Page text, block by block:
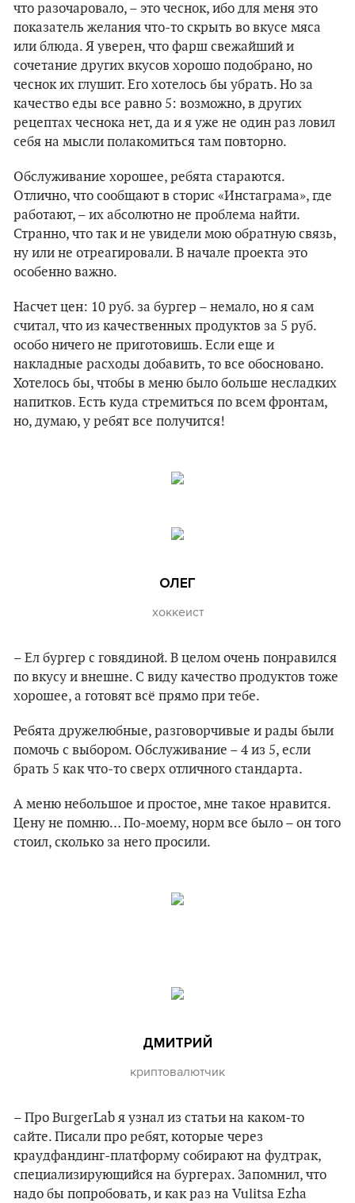
что разочаровало, – это чеснок, ибо для меня это
показатель желания что-то скрыть во вкусе мяса
или блюда. Я уверен, что фарш свежайший и
сочетание других вкусов хорошо подобрано, но
чеснок их глушит. Его хотелось бы убрать. Но за
качество еды все равно 5: возможно, в других
рецептах чеснока нет, да и я уже не один раз ловил
себя на мысли полакомиться там повторно.
Обслуживание хорошее, ребята стараются.
Отлично, что сообщают в сторис «Инстаграма», где
работают, – их абсолютно не проблема найти.
Странно, что так и не увидели мою обратную связь,
ну или не отреагировали. В начале проекта это
особенно важно.
Насчет цен: 10 руб. за бургер – немало, но я сам
считал, что из качественных продуктов за 5 руб.
особо ничего не приготовишь. Если еще и
накладные расходы добавить, то все обосновано.
Хотелось бы, чтобы в меню было больше несладких
напитков. Есть куда стремиться по всем фронтам,
но, думаю, у ребят все получится!
ОЛЕГ
хоккеист
– Ел бургер с говядиной. В целом очень понравился
по вкусу и внешне. С виду качество продуктов тоже
хорошее, а готовят всё прямо при тебе.
Ребята дружелюбные, разговорчивые и рады были
помочь с выбором. Обслуживание – 4 из 5, если
брать 5 как что-то сверх отличного стандарта.
А меню небольшое и простое, мне такое нравится.
Цену не помню… По-моему, норм все было – он того
стоил, сколько за него просили.
ДМИТРИЙ
криптовалютчик
– Про BurgerLab я узнал из статьи на каком-то
сайте. Писали про ребят, которые через
краудфандинг-платформу собирают на фудтрак,
специализирующийся на бургерах. Запомнил, что
надо бы попробовать, и как раз на Vulitsa Ezha